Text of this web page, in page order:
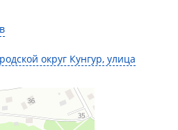
округ Кунгур, улица